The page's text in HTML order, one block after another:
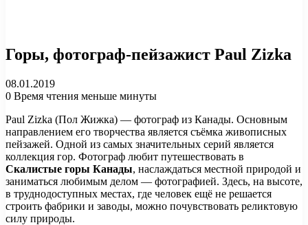
Горы, фотограф-пейзажист Paul Zizka
08.01.2019
0 Время чтения меньше минуты
Paul Zizka (Пол Жижка) — фотограф из Канады. Основным
направлением его творчества является съёмка живописных
пейзажей. Одной из самых значительных серий является
коллекция гор. Фотограф любит путешествовать в
Скалистые горы Канады, наслаждаться местной природой и
заниматься любимым делом — фотографией. Здесь, на высоте,
в труднодоступных местах, где человек ещё не решается
строить фабрики и заводы, можно почувствовать реликтовую
силу природы.